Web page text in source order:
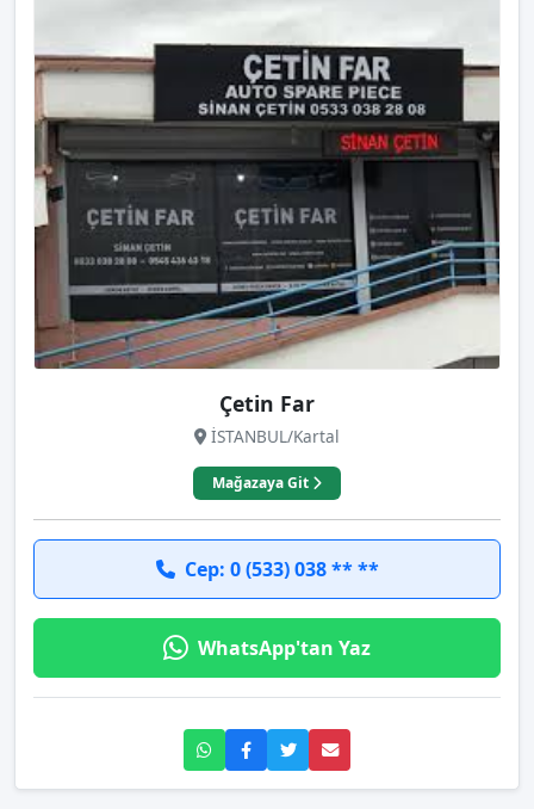
Çetin Far
İSTANBUL/Kartal
Mağazaya Git
Cep: 0 (533) 038 ** **
WhatsApp'tan Yaz